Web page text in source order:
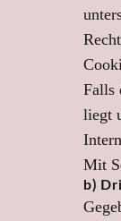
Falls
liegt
Mit
b)